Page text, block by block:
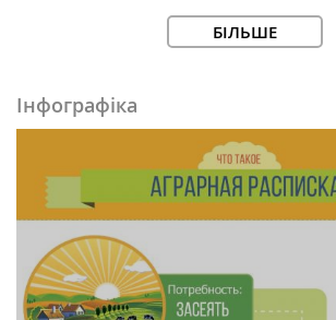
БІЛЬШЕ
Інфографіка